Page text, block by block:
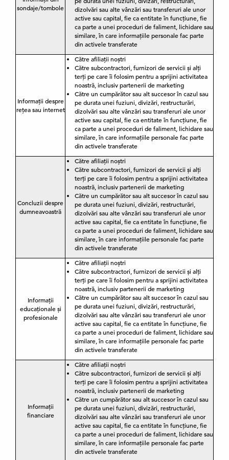
sondaje/tombole
dizolvări sau alte vânzări sau transferuri ale unor
active sau capital, fie ca entitate în funcțiune, fie
ca parte a unei proceduri de faliment, lichidare sau
similare, în care informațiile personale fac parte
din activele transferate
Informații despre
rețea sau internet
Către afiliații noștri
Către subcontractori, furnizori de servicii și alți
terți pe care îi folosim pentru a sprijini activitatea
noastră, inclusiv partenerii de marketing
Către un cumpărător sau alt succesor în cazul sau
pe durata unei fuziuni, divizări, restructurări,
dizolvări sau alte vânzări sau transferuri ale unor
active sau capital, fie ca entitate în funcțiune, fie
ca parte a unei proceduri de faliment, lichidare sau
similare, în care informațiile personale fac parte
din activele transferate
Concluzii despre
dumneavoastră
Către afiliații noștri
Către subcontractori, furnizori de servicii și alți
terți pe care îi folosim pentru a sprijini activitatea
noastră, inclusiv partenerii de marketing
Către un cumpărător sau alt succesor în cazul sau
pe durata unei fuziuni, divizări, restructurări,
dizolvări sau alte vânzări sau transferuri ale unor
active sau capital, fie ca entitate în funcțiune, fie
ca parte a unei proceduri de faliment, lichidare sau
similare, în care informațiile personale fac parte
din activele transferate
Informații
educaționale și
profesionale
Către afiliații noștri
Către subcontractori, furnizori de servicii și alți
terți pe care îi folosim pentru a sprijini activitatea
noastră, inclusiv partenerii de marketing
Către un cumpărător sau alt succesor în cazul sau
pe durata unei fuziuni, divizări, restructurări,
dizolvări sau alte vânzări sau transferuri ale unor
active sau capital, fie ca entitate în funcțiune, fie
ca parte a unei proceduri de faliment, lichidare sau
similare, în care informațiile personale fac parte
din activele transferate
Informații
financiare
Către afiliații noștri
Către subcontractori, furnizori de servicii și alți
terți pe care îi folosim pentru a sprijini activitatea
noastră, inclusiv partenerii de marketing
Către un cumpărător sau alt succesor în cazul sau
pe durata unei fuziuni, divizări, restructurări,
dizolvări sau alte vânzări sau transferuri ale unor
active sau capital, fie ca entitate în funcțiune, fie
ca parte a unei proceduri de faliment, lichidare sau
similare, în care informațiile personale fac parte
din activele transferate